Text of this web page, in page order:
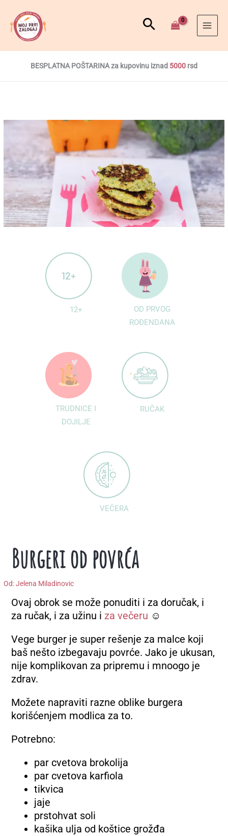
BESPLATNA POŠTARINA za kupovinu iznad 5000 rsd
12+
OD PRVOG
ROĐENDANA
TRUDNICE I
DOJILJE
RUČAK
VEČERA
Burgeri od povrća
Od: Jelena Miladinovic
Ovaj obrok se može ponuditi i za doručak, i
za ručak, i za užinu i za večeru ☺
Vege burger je super rešenje za malce koji
baš nešto izbegavaju povrće. Jako je ukusan,
nije komplikovan za pripremu i mnoogo je
zdrav.
Možete napraviti razne oblike burgera
korišćenjem modlica za to.
Potrebno:
par cvetova brokolija
par cvetova karfiola
tikvica
jaje
prstohvat soli
kašika ulja od koštice grožđa